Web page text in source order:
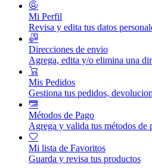
Mi Perfil
Revisa y edita tus datos
Direcciones de envio
Agrega, edita y/o elimina una
Mis Pedidos
Gestiona tus pedidos,
Métodos de Pago
Agrega y valida tus métodos de
Mi lista de Favoritos
Guarda y revisa tus productos